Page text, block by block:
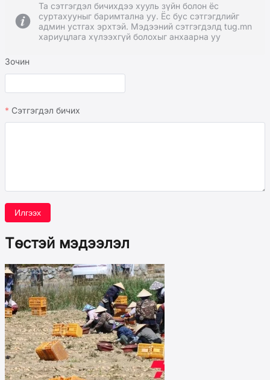
Та сэтгэгдэл бичихдээ хууль зүйн болон ёс
суртахууныг баримтална уу. Ёс бус сэтгэгдлийг
админ устгах эрхтэй. Мэдээний сэтгэгдэлд tug.mn
хариуцлага хүлээхгүй болохыг анхаарна уу
Зочин
Сэтгэгдэл бичих
Илгээх
Төстэй мэдээлэл